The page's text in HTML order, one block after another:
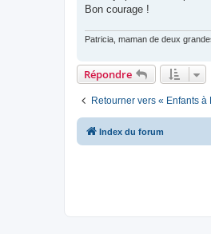
Bon courage !
Patricia, maman de deux
Répondre
Retourner vers « Enfants
Index du forum